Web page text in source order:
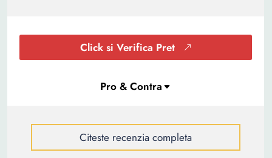
Click si Verifica Pret
Citeste recenzia completa